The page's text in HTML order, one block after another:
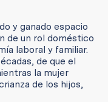
y ganado espacio
de un rol doméstico
laboral y familiar.
de que el
la mujer
de los hijos,